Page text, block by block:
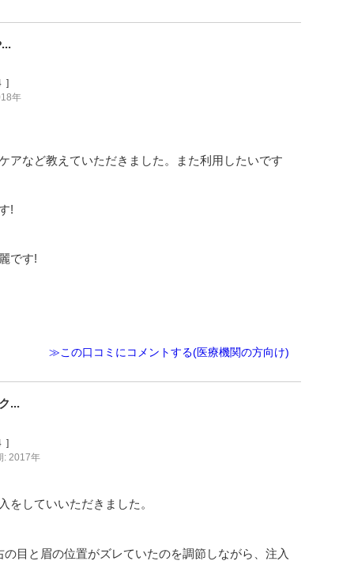
年
アなど教えていただきました。また利用したいです
!
です!
≫この口コミにコメントする(医療機関の方向け)
...
]
: 2017年
をしていいただきました。
目と眉の位置がズレていたのを調節しながら、注入